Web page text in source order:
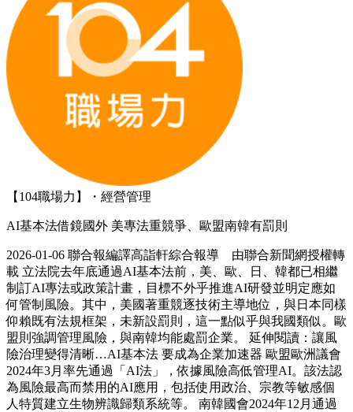
【104職場力】・經營管理
AI基本法借鏡國外 美專法重競爭、歐盟南韓有罰則
2026-01-06 聯合報編譯高詣軒綜合報導 由聯合新聞網授權轉
載 立法院去年底通過AI基本法前，美、歐、日、韓都已相繼
制訂AI專法或政策計畫，目標不外乎推進AI研發並明定應如
何管制風險。其中，美國著重競逐技術主導地位，與日本同樣
仰賴既有法規框架，未新設罰則，這一點似乎與我國類似。歐
盟則強調管理風險，與南韓均能處罰企業。 延伸閱讀：讓風
險治理變得清晰…AI基本法 要成為企業加速器 歐盟歐洲議會
2024年3月率先通過「AI法」，依據風險高低管理AI。該法認
為風險最高而禁用的AI應用，包括使用政治、宗教等敏感個
人特質建立生物辨識歸類系統等。 南韓國會2024年12月通過